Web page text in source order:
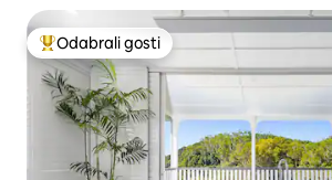
Među najviše rangiranima s oznakom
Odabrali gosti